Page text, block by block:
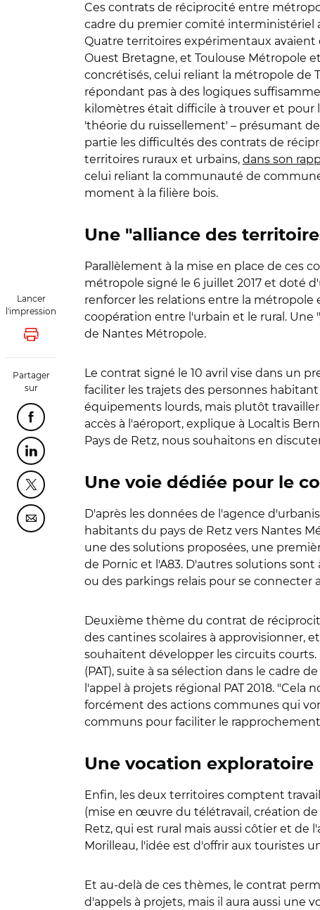
Lancer
l'impression
Lancer l'impression
Partager
sur
Partager cette page sur Facebook
Partager cette page sur Linkedin
Partager cette page sur Twitter
Partager cette page sur Courriel
Ces contrats de réciprocité entre
cadre du premier comité interministériel
Quatre territoires expérimentaux avaient
Ouest Bretagne, et Toulouse Métropole
concrétisés, celui reliant la métropole de
répondant pas à des logiques
kilomètres était difficile à trouver et pour
'théorie du ruissellement' – présumant
partie les difficultés des contrats de
territoires ruraux et urbains, dans son
celui reliant la communauté de
moment à la filière bois.
Une "alliance des
Parallèlement à la mise en place de ces
métropole signé le 6 juillet 2017 et doté
renforcer les relations entre la métropole
coopération entre l'urbain et le rural.
de Nantes Métropole.
Le contrat signé le 10 avril vise dans un
faciliter les trajets des personnes
équipements lourds, mais plutôt
accès à l'aéroport, explique à Localtis
Pays de Retz, nous souhaitons en
Une voie dédiée pour le
D'après les données de l'agence
habitants du pays de Retz vers Nantes
une des solutions proposées, une
de Pornic et l'A83. D'autres solutions
ou des parkings relais pour se
Deuxième thème du contrat de
des cantines scolaires à approvisionner,
souhaitent développer les circuits
(PAT), suite à sa sélection dans le cadre
l'appel à projets régional PAT 2018.
forcément des actions communes qui
communs pour faciliter le
Une vocation exploratoire
Enfin, les deux territoires comptent
(mise en œuvre du télétravail, création
Retz, qui est rural mais aussi côtier et de
Morilleau, l'idée est d'offrir aux touristes
Et au-delà de ces thèmes, le contrat
d'appels à projets, mais il aura aussi une